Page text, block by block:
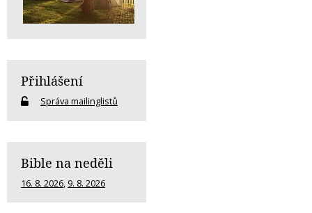
Přihlášení
Správa mailinglistů
Bible na neděli
16. 8. 2026, 9. 8. 2026